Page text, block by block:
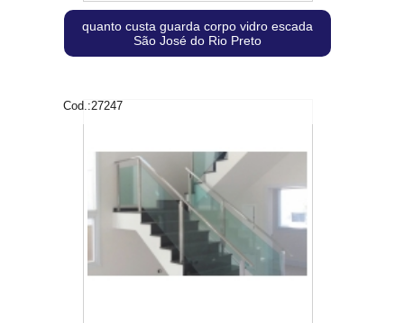
quanto custa guarda corpo vidro escada
São José do Rio Preto
Cod.:27247